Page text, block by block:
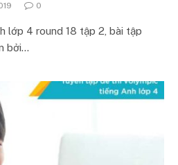
0
lớp 4 round 18 tập 2, bài tập
bởi…